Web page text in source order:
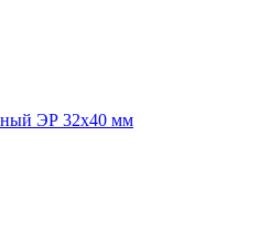
ЭР 32х40 мм